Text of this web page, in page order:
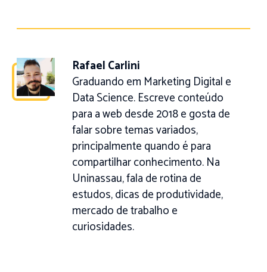
Rafael Carlini
Graduando em Marketing Digital e
Data Science. Escreve conteúdo
para a web desde 2018 e gosta de
falar sobre temas variados,
principalmente quando é para
compartilhar conhecimento. Na
Uninassau, fala de rotina de
estudos, dicas de produtividade,
mercado de trabalho e
curiosidades.